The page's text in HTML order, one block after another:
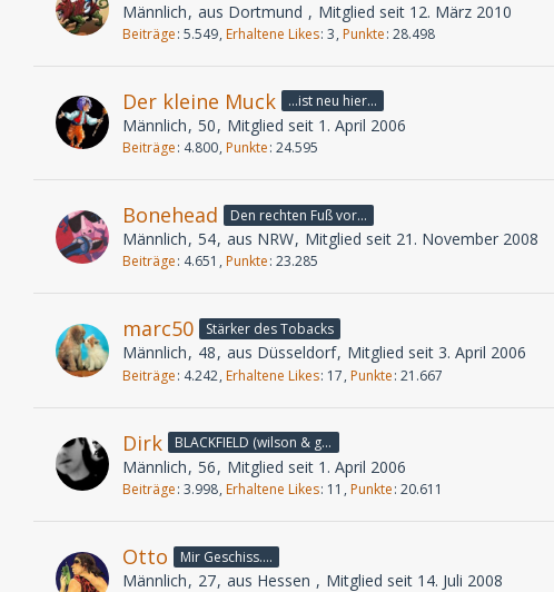
Männlich aus Dortmund Mitglied seit 12. März 2010
Beiträge 5.549 Erhaltene Likes 3 Punkte 28.498
Der kleine Muck ...ist neu hier...
Männlich 50 Mitglied seit 1. April 2006
Beiträge 4.800 Punkte 24.595
Bonehead Den rechten Fuß vor...
Männlich 54 aus NRW Mitglied seit 21. November 2008
Beiträge 4.651 Punkte 23.285
marc50 Stärker des Tobacks
Männlich 48 aus Düsseldorf Mitglied seit 3. April 2006
Beiträge 4.242 Erhaltene Likes 17 Punkte 21.667
Dirk BLACKFIELD (wilson & geffen)
Männlich 56 Mitglied seit 1. April 2006
Beiträge 3.998 Erhaltene Likes 11 Punkte 20.611
Otto Mir Geschiss....
Männlich 27 aus Hessen Mitglied seit 14. Juli 2008